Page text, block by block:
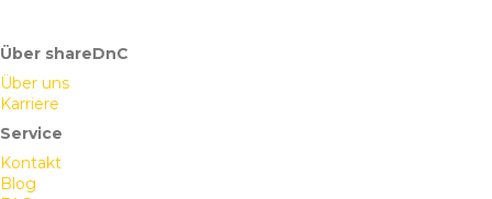
Über shareDnC
Über uns
Karriere
Service
Kontakt
Blog